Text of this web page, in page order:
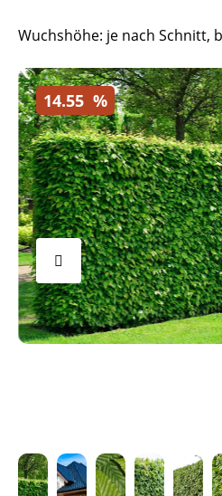
Wuchshöhe: je nach Schnitt,
14.55 %